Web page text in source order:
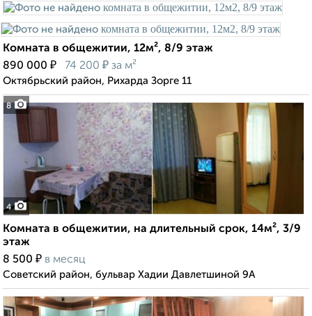
8
Комната в общежитии, 12м², 8/9 этаж
890 000 ₽ 74 200 ₽ за м²
Октябрьский район, Рихарда Зорге 11
4
Комната в общежитии, на длительный срок, 14м², 3/9
этаж
8 500 ₽ в месяц
Советский район, бульвар Хадии Давлетшиной 9А